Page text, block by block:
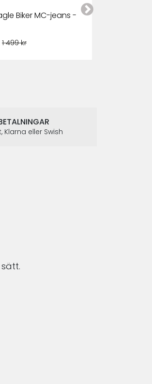
Biker MC-jeans -
1 499 kr
Klarna eller Swish